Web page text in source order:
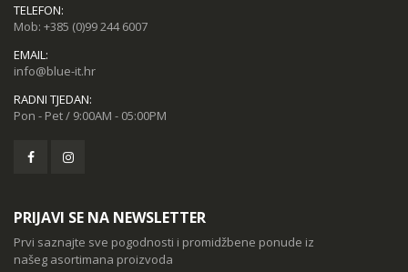
TELEFON:
Mob: +385 (0)99 244 6007
EMAIL:
info@blue-it.hr
RADNI TJEDAN:
Pon - Pet / 9:00AM - 05:00PM
PRIJAVI SE NA NEWSLETTER
Prvi saznajte sve pogodnosti i promidžbene ponude iz
našeg asortimana proizvoda